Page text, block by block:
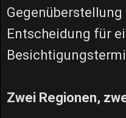
Entscheidung für
Zwei Regionen,